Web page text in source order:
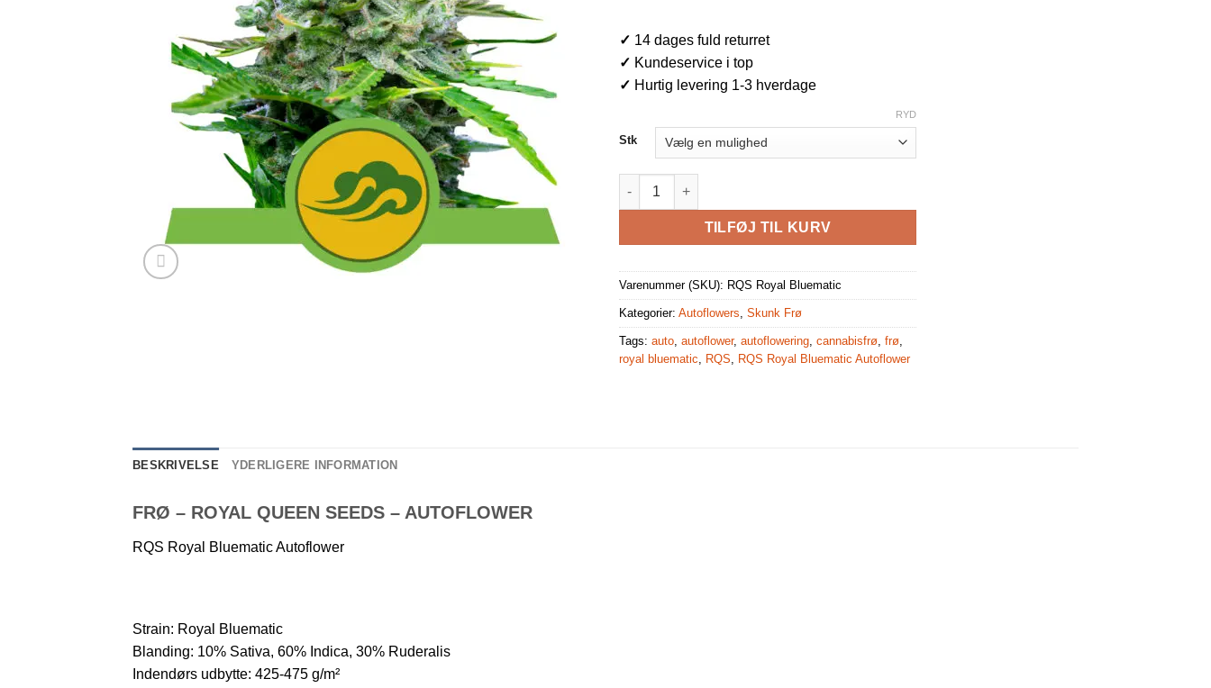
✓ 14 dages fuld returret
✓ Kundeservice i top
✓ Hurtig levering 1-3 hverdage
Stk
RYD
RQS Royal Bluematic Autoflower 3,5 & 10 stk antal
TILFØJ TIL KURV
Varenummer (SKU): RQS Royal Bluematic
Kategorier: Autoflowers Skunk Frø
Tags: auto autoflower, autoflowering cannabisfrø frø
royal bluematic
RQS RQS Royal Bluematic Autoflower
BESKRIVELSE YDERLIGERE INFORMATION
FRØ – ROYAL QUEEN SEEDS – AUTOFLOWER
RQS Royal Bluematic Autoflower
Strain: Royal Bluematic
Blanding: 10% Sativa, 60% Indica, 30% Ruderalis
Indendørs udbytte: 425-475 g/m²